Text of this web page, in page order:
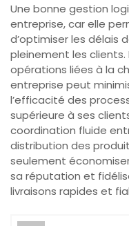
Une bonne gestion
entreprise, car elle
d’optimiser les délais
pleinement les
opérations liées à la
entreprise peut
l’efficacité des
supérieure à ses
coordination fluide
distribution des
seulement
sa réputation et
livraisons rapides et